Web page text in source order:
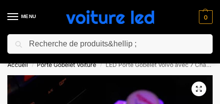
MENU 0
⚡ 10% de réduction pour les nouveaux clients avec le code “NC10”
Accueil / Porte Gobelet Voiture / LED Porte Gobelet Volvo avec 7 Changements de Couleurs